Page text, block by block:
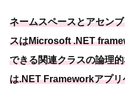
ネームスペースとアセン
スはMicrosoft .NET
できる関連クラスの論理
は.NET Frameworkアプ